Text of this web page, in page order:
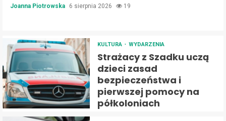
Joanna Piotrowska 6 sierpnia 2026 19
KULTURA WYDARZENIA
Strażacy z Szadku uczą
dzieci zasad
bezpieczeństwa i
pierwszej pomocy na
półkoloniach